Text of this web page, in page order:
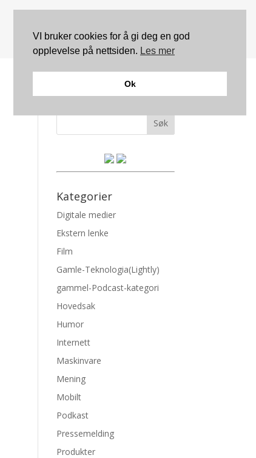
Søk
Kategorier
Digitale medier
Ekstern lenke
Film
Gamle-Teknologia(Lightly)
gammel-Podcast-kategori
Hovedsak
Humor
Internett
Maskinvare
Mening
Mobilt
Podkast
Pressemelding
Produkter
VI bruker cookies for å gi deg en god
opplevelse på nettsiden. Les mer
Ok